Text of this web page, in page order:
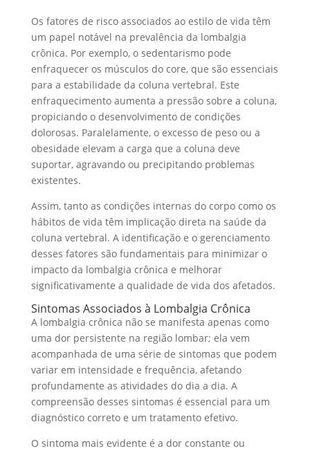
Os fatores de risco associados ao estilo de vida têm
um papel notável na prevalência da lombalgia
crônica. Por exemplo, o sedentarismo pode
enfraquecer os músculos do core, que são essenciais
para a estabilidade da coluna vertebral. Este
enfraquecimento aumenta a pressão sobre a coluna,
propiciando o desenvolvimento de condições
dolorosas. Paralelamente, o excesso de peso ou a
obesidade elevam a carga que a coluna deve
suportar, agravando ou precipitando problemas
existentes.
Assim, tanto as condições internas do corpo como os
hábitos de vida têm implicação direta na saúde da
coluna vertebral. A identificação e o gerenciamento
desses fatores são fundamentais para minimizar o
impacto da lombalgia crônica e melhorar
significativamente a qualidade de vida dos afetados.
Sintomas Associados à Lombalgia Crônica
A lombalgia crônica não se manifesta apenas como
uma dor persistente na região lombar; ela vem
acompanhada de uma série de sintomas que podem
variar em intensidade e frequência, afetando
profundamente as atividades do dia a dia. A
compreensão desses sintomas é essencial para um
diagnóstico correto e um tratamento efetivo.
O sintoma mais evidente é a dor constante ou